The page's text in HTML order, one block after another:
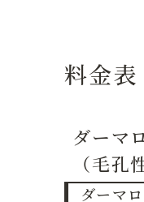
料金表
ダーマ
（毛孔
ダーマ